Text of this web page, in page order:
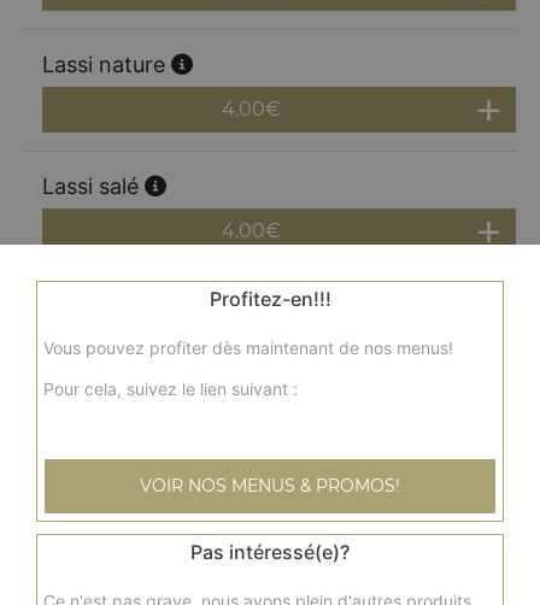
Lassi nature
4.00€
Lassi salé
4.00€
4.50€
4.50 €
5.00€
Profitez-en!!!
Vous pouvez profiter dès maintenant de nos menus!
Pour cela, suivez le lien suivant :
VOIR NOS MENUS & PROMOS!
Pas intéressé(e)?
Ce n'est pas grave, nous avons plein d'autres produits